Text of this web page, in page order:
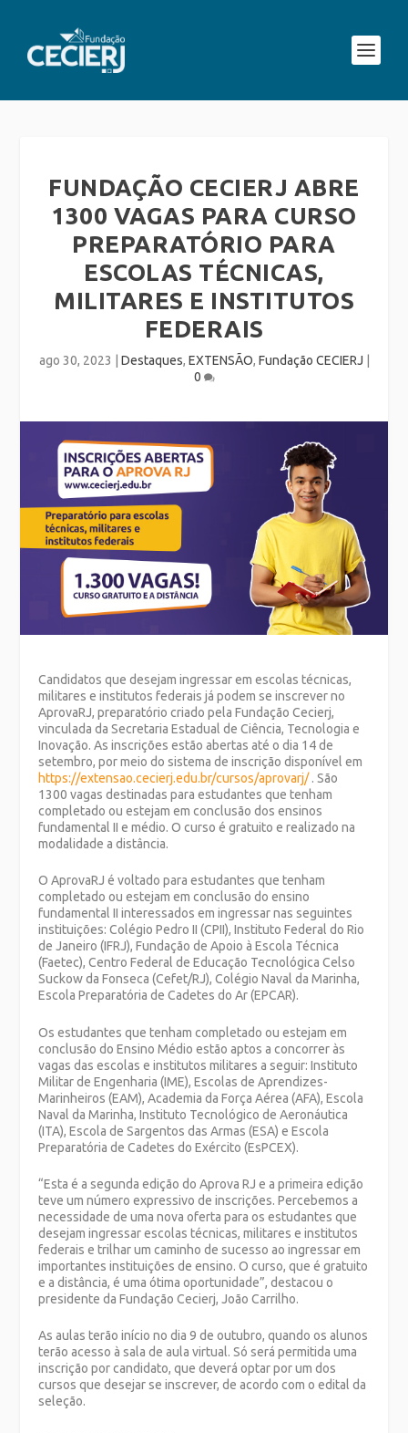
FUNDAÇÃO CECIERJ ABRE
1300 VAGAS PARA CURSO
PREPARATÓRIO PARA
ESCOLAS TÉCNICAS,
MILITARES E INSTITUTOS
FEDERAIS
ago 30, 2023 Destaques, EXTENSÃO, Fundação CECIERJ
0
Candidatos que desejam ingressar em escolas técnicas,
militares e institutos federais já podem se inscrever no
AprovaRJ, preparatório criado pela Fundação Cecierj,
vinculada da Secretaria Estadual de Ciência, Tecnologia e
Inovação. As inscrições estão abertas até o dia 14 de
setembro, por meio do sistema de inscrição disponível em
https://extensao.cecierj.edu.br/cursos/aprovarj/. São
1300 vagas destinadas para estudantes que tenham
completado ou estejam em conclusão dos ensinos
fundamental II e médio. O curso é gratuito e realizado na
modalidade a distância.
O AprovaRJ é voltado para estudantes que tenham
completado ou estejam em conclusão do ensino
fundamental II interessados em ingressar nas seguintes
instituições: Colégio Pedro II (CPII), Instituto Federal do Rio
de Janeiro (IFRJ), Fundação de Apoio à Escola Técnica
(Faetec), Centro Federal de Educação Tecnológica Celso
Suckow da Fonseca (Cefet/RJ), Colégio Naval da Marinha,
Escola Preparatória de Cadetes do Ar (EPCAR).
Os estudantes que tenham completado ou estejam em
conclusão do Ensino Médio estão aptos a concorrer às
vagas das escolas e institutos militares a seguir: Instituto
Militar de Engenharia (IME), Escolas de Aprendizes-
Marinheiros (EAM), Academia da Força Aérea (AFA), Escola
Naval da Marinha, Instituto Tecnológico de Aeronáutica
(ITA), Escola de Sargentos das Armas (ESA) e Escola
Preparatória de Cadetes do Exército (EsPCEX).
“Esta é a segunda edição do Aprova RJ e a primeira edição
teve um número expressivo de inscrições. Percebemos a
necessidade de uma nova oferta para os estudantes que
desejam ingressar escolas técnicas, militares e institutos
federais e trilhar um caminho de sucesso ao ingressar em
importantes instituições de ensino. O curso, que é gratuito
e a distância, é uma ótima oportunidade”, destacou o
presidente da Fundação Cecierj, João Carrilho.
As aulas terão início no dia 9 de outubro, quando os alunos
terão acesso à sala de aula virtual. Só será permitida uma
inscrição por candidato, que deverá optar por um dos
cursos que desejar se inscrever, de acordo com o edital da
seleção.